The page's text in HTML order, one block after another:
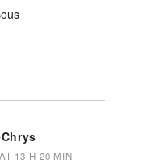
13 H 20 MIN